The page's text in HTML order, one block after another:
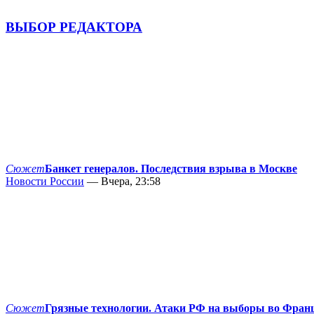
ВЫБОР РЕДАКТОРА
СюжетБанкет генералов. Последствия взрыва в Москве
Новости России — Вчера, 23:58
СюжетГрязные технологии. Атаки РФ на выборы во